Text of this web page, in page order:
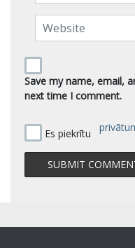
Save my name, email,
next time I comment.
Es piekrītu